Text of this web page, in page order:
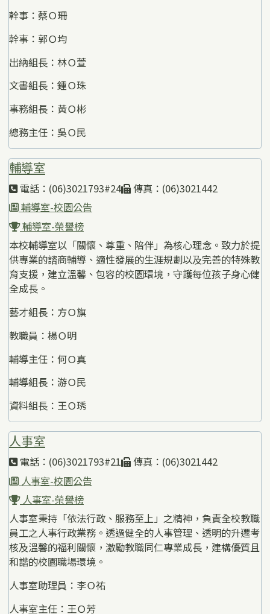
幹事：蔡Ｏ珊
幹事：郭Ｏ均
出納組長：林Ｏ萱
文書組長：鍾Ｏ珠
事務組長：黃Ｏ彬
總務主任：吳Ｏ民
輔導室
電話：(06)3021793#24
傳真：(06)3021442
輔導室-校園公告
輔導室-榮譽榜
本校輔導室以「關懷、尊重、陪伴」為核心理念。致力於提
供專業的諮商輔導、適性發展的生涯規劃以及完善的特殊教
育支援，建立溫馨、包容的校園環境，守護每位孩子身心健
全成長。
藝才組長：方Ｏ旗
教職員：楊Ｏ明
輔導主任：何Ｏ真
輔導組長：游Ｏ民
資料組長：王Ｏ琇
人事室
電話：(06)3021793#21
傳真：(06)3021442
人事室-校園公告
人事室-榮譽榜
人事室秉持「依法行政、服務至上」之精神，負責全校教職
員工之人事行政業務。透過健全的人事管理、透明的升遷考
核及溫馨的福利關懷，激勵教職同仁專業成長，建構優質且
和諧的校園職場環境。
人事室助理員：李Ｏ祐
人事室主任：王Ｏ芳